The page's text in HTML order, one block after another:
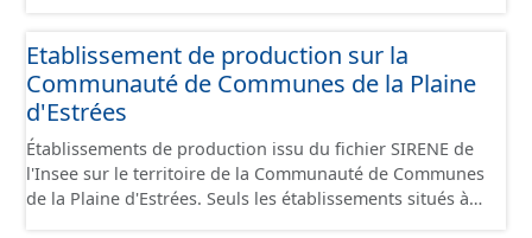
Etablissement de production sur la
Communauté de Communes de la Plaine
d'Estrées
Établissements de production issu du fichier SIRENE de
l'Insee sur le territoire de la Communauté de Communes
de la Plaine d'Estrées. Seuls les établissements situés à